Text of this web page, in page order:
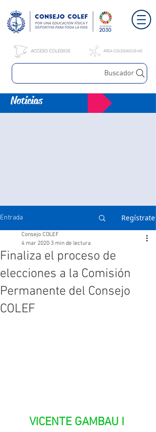
Buscador
Noticias
Entrada Regístrate
Finaliza el proceso de
elecciones a la Comisión
Permanente del Consejo
COLEF
Consejo COLEF
4 mar 2020 3 min de lectura
VICENTE GAMBAU I